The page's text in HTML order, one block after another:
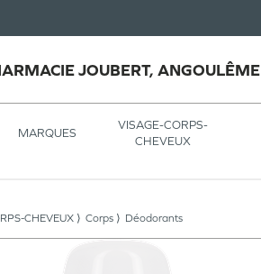
JOUBERT, ANGOULÊME
MARQUES
VISAGE-CORPS-
CHEVEUX
CHEVEUX Corps Déodorants